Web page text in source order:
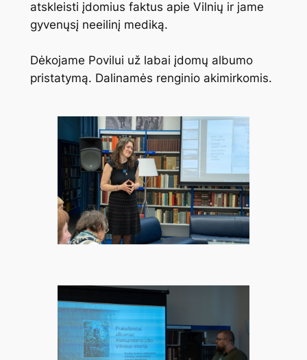
atskleisti įdomius faktus apie Vilnių ir jame
gyvenųsį neeilinį mediką.
Dėkojame Povilui už labai įdomų albumo
pristatymą. Dalinamės renginio akimirkomis.